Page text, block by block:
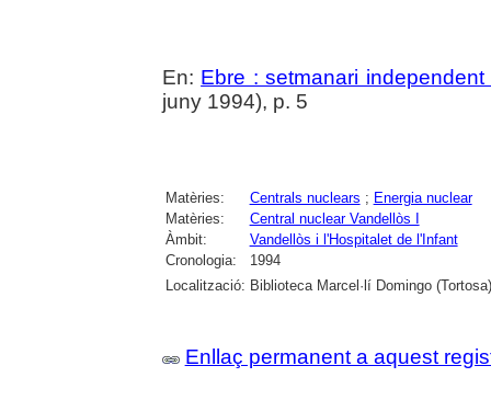
En: Ebre : setmanari
juny 1994), p. 5
Matèries: Centrals nuclears ; Energia nuclear
Matèries:
Central nuclear Vandellòs I
Àmbit:
Vandellòs i l'Hospitalet de l'Infant
Cronologia:
1994
Localització: Biblioteca Marcel·lí Domingo (Tortosa)
Enllaç permanent a aquest